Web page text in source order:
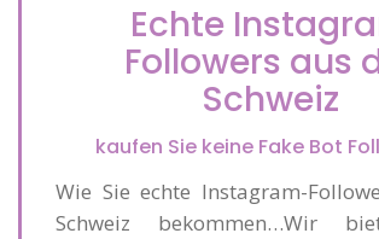
Echte
Followers aus
Schweiz
kaufen Sie keine Fake Bot
Wie Sie echte Instagram-
Schweiz bekommen…Wir